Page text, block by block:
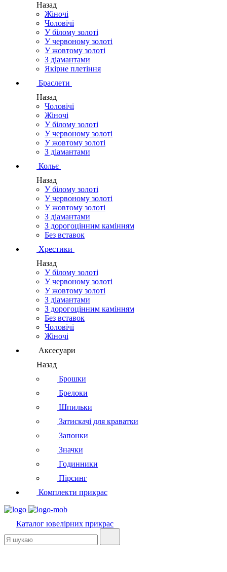
Назад
Жіночі
Чоловічі
У білому золоті
У червоному золоті
У жовтому золоті
З діамантами
Якірне плетіння
Браслети
Назад
Чоловічі
Жіночі
У білому золоті
У червоному золоті
У жовтому золоті
З діамантами
Кольє
Назад
У білому золоті
У червоному золоті
У жовтому золоті
З діамантами
З дорогоцінним камінням
Без вставок
Хрестики
Назад
У білому золоті
У червоному золоті
У жовтому золоті
З діамантами
З дорогоцінним камінням
Без вставок
Чоловічі
Жіночі
Аксесуари
Назад
Брошки
Брелоки
Шпильки
Затискачі для краватки
Запонки
Значки
Годинники
Пірсинг
Комплекти прикрас
Каталог ювелірних прикрас